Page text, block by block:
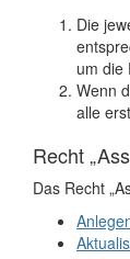
Die
um die
Wenn
alle
Recht
Das Recht